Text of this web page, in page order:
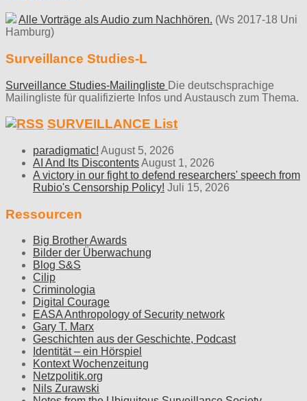
Alle Vorträge als Audio zum Nachhören. (Ws 2017-18 Uni
Hamburg)
Surveillance Studies-L
Surveillance Studies-Mailingliste Die deutschsprachige
Mailingliste für qualifizierte Infos und Austausch zum Thema.
SURVEILLANCE List
paradigmatic! August 5, 2026
AI And Its DiscontentsAugust 1, 2026
A victory in our fight to defend researchers' speech from
Rubio's Censorship Policy! Juli 15, 2026
Ressourcen
Big Brother Awards
Bilder der Überwachung
Blog S&S
Cilip
Criminologia
Digital Courage
EASA Anthropology of Security network
Gary T. Marx
Geschichten aus der Geschichte, Podcast
Identität – ein Hörspiel
Kontext Wochenzeitung
Netzpolitik.org
Nils Zurawski